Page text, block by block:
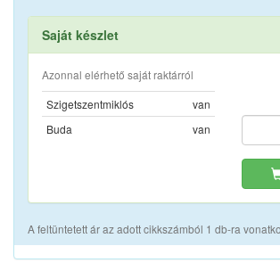
Saját készlet
Azonnal elérhető saját raktárról
Szigetszentmiklós
van
Buda
van
A feltüntetett ár az adott cikkszámból 1 db-ra